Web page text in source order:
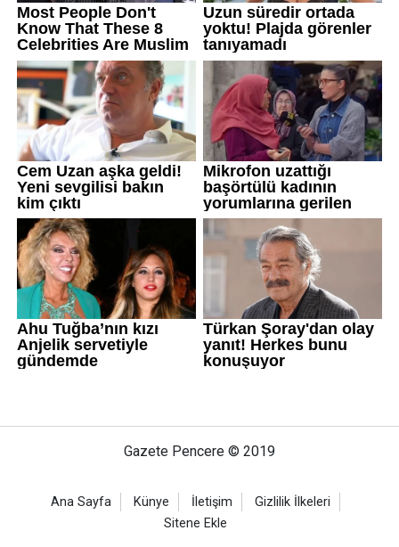
Gazete Pencere © 2019
Ana Sayfa Künye İletişim
Gizlilik İlkeleri
Sitene Ekle